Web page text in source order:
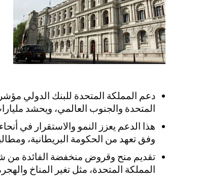
دعم المملكة المتحدة للبنك الدولي
المتحدة والجنوب العالمي، ويحشد
هذا الدعم يعزز النمو والاستقرار في
وفق تعهد من الحكومة البريطانية،
تقديم منح وقروض منخفضة الفائدة من
المملكة المتحدة، مثل تغير المناخ